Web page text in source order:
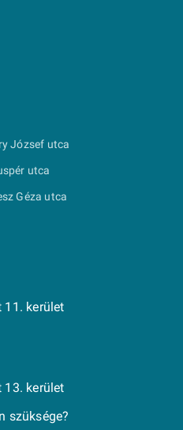
József utca
utca
Géza utca
11. kerület
13. kerület
szüksége?